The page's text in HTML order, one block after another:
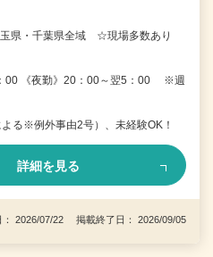
県・千葉県全域 ☆現場多数あり
00 《夜勤》20：00～翌5：00 ※週
る※例外事由2号）、未経験OK！
詳細を見る
： 2026/07/22 掲載終了日： 2026/09/05